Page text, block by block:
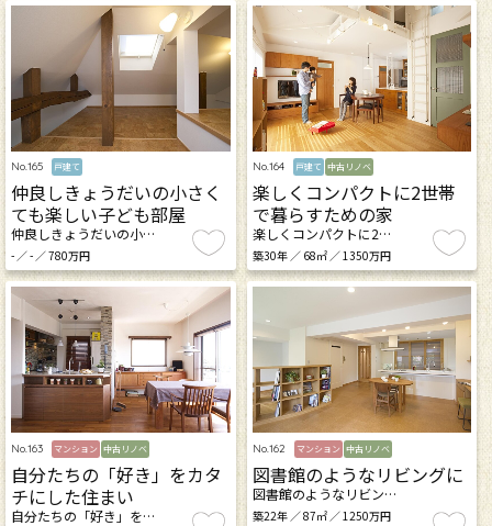
No.165 戸建て
仲良しきょうだいの小さく
ても楽しい子ども部屋
仲良しきょうだいの小…
- ／ - ／ 780万円
No.164 戸建て 中古リノベ
楽しくコンパクトに2世帯
で暮らすための家
楽しくコンパクトに2…
築30年 ／ 68㎡ ／ 1350万円
No.163 マンション 中古リノベ
自分たちの「好き」をカタ
チにした住まい
自分たちの「好き」を…
No.162 マンション 中古リノベ
図書館のようなリビングに
図書館のようなリビン…
築22年 ／ 87㎡ ／ 1250万円